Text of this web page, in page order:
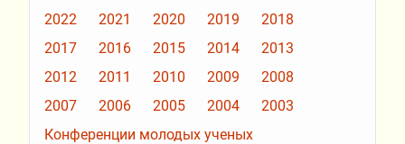
2022
2021 2020 2019
2018
2017
2016 2015 2014
2013
2012
2011 2010 2009
2008
2007
2006 2005 2004
2003
Конференции молодых ученых